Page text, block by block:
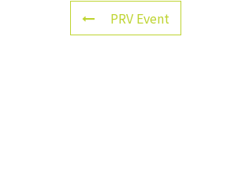
PRV Event